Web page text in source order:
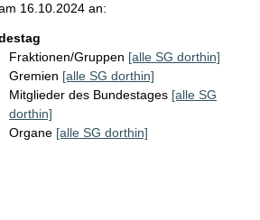
16.10.2024 an:
Fraktionen/Gruppen [alle SG dorthin]
Gremien [alle SG dorthin]
Mitglieder des Bundestages [alle SG
dorthin]
Organe [alle SG dorthin]